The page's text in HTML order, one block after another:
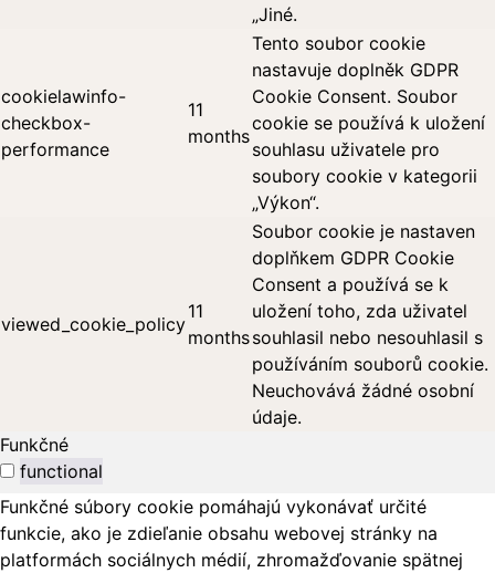
„Jiné.
cookielawinfo-
checkbox-
performance
11
months
Tento soubor cookie
nastavuje doplněk GDPR
Cookie Consent. Soubor
cookie se používá k uložení
souhlasu uživatele pro
soubory cookie v kategorii
„Výkon“.
viewed_cookie_policy
11
months
Soubor cookie je nastaven
doplňkem GDPR Cookie
Consent a používá se k
uložení toho, zda uživatel
souhlasil nebo nesouhlasil s
používáním souborů cookie.
Neuchovává žádné osobní
údaje.
Funkčné
functional
Funkčné súbory cookie pomáhajú vykonávať určité
funkcie, ako je zdieľanie obsahu webovej stránky na
platformách sociálnych médií, zhromažďovanie spätnej